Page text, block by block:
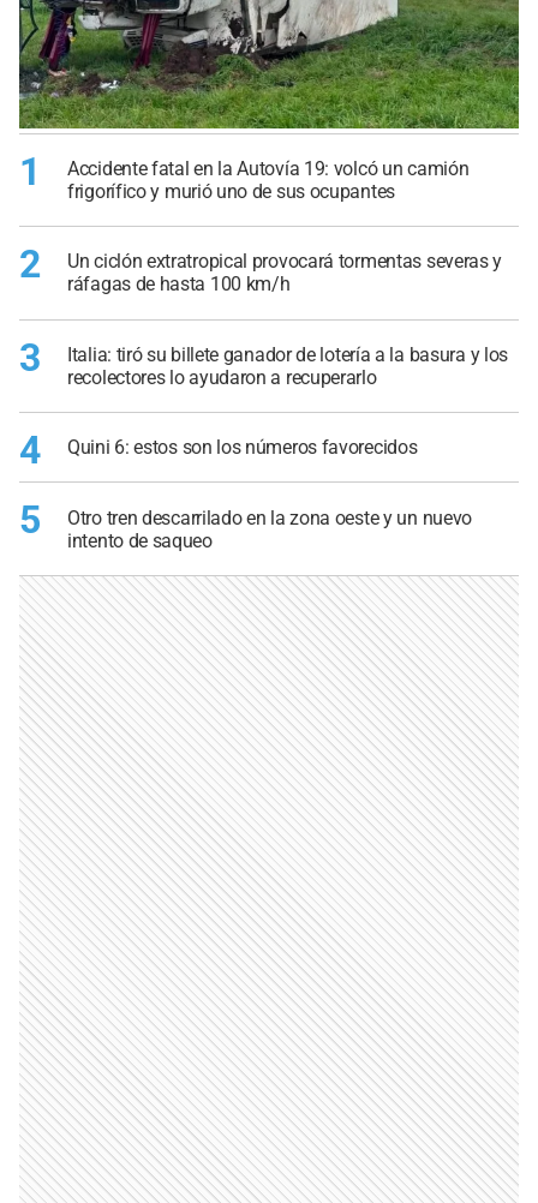
1
Accidente fatal en la Autovía 19: volcó un camión
frigorífico y murió uno de sus ocupantes
2
Un ciclón extratropical provocará tormentas severas y
ráfagas de hasta 100 km/h
3
Italia: tiró su billete ganador de lotería a la basura y los
recolectores lo ayudaron a recuperarlo
4 Quini 6: estos son los números favorecidos
5
Otro tren descarrilado en la zona oeste y un nuevo
intento de saqueo